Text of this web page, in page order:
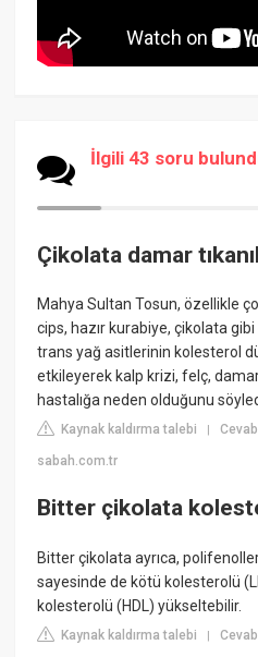
İlgili 43 soru
Çikolata damar
Mahya Sultan Tosun, özellikle
cips, hazır kurabiye, çikolata
trans yağ asitlerinin kolesterol
etkileyerek kalp krizi, felç, damar
hastalığa neden olduğunu
Kaynak kaldırma talebi |
sabah.com.tr
Bitter çikolata
Bitter çikolata ayrıca,
sayesinde de kötü kolesterolü
kolesterolü (HDL) yükseltebilir.
Kaynak kaldırma talebi |